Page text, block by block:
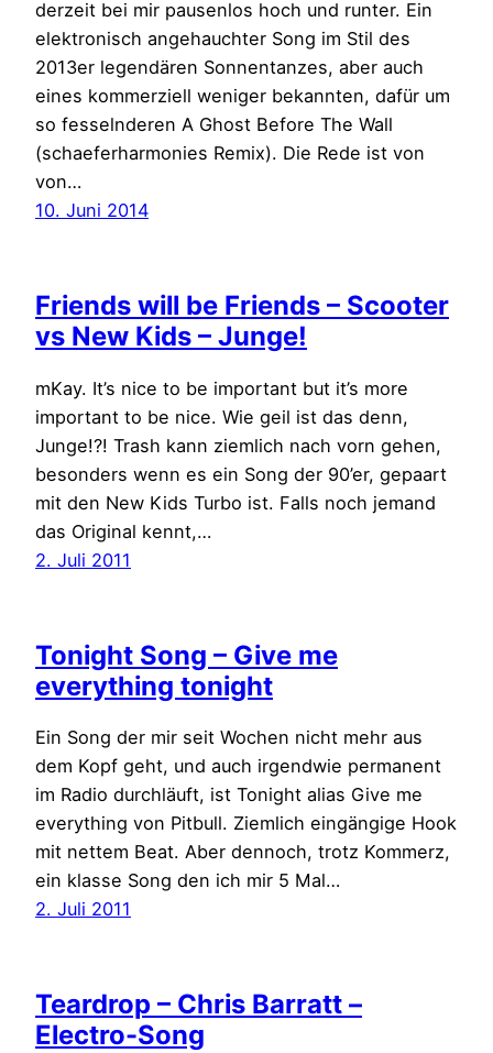
derzeit bei mir pausenlos hoch und runter. Ein
elektronisch angehauchter Song im Stil des
2013er legendären Sonnentanzes, aber auch
eines kommerziell weniger bekannten, dafür um
so fesselnderen A Ghost Before The Wall
(schaeferharmonies Remix). Die Rede ist von
von…
10. Juni 2014
Friends will be Friends – Scooter
vs New Kids – Junge!
mKay. It’s nice to be important but it’s more
important to be nice. Wie geil ist das denn,
Junge!?! Trash kann ziemlich nach vorn gehen,
besonders wenn es ein Song der 90’er, gepaart
mit den New Kids Turbo ist. Falls noch jemand
das Original kennt,…
2. Juli 2011
Tonight Song – Give me
everything tonight
Ein Song der mir seit Wochen nicht mehr aus
dem Kopf geht, und auch irgendwie permanent
im Radio durchläuft, ist Tonight alias Give me
everything von Pitbull. Ziemlich eingängige Hook
mit nettem Beat. Aber dennoch, trotz Kommerz,
ein klasse Song den ich mir 5 Mal…
2. Juli 2011
Teardrop – Chris Barratt –
Electro-Song